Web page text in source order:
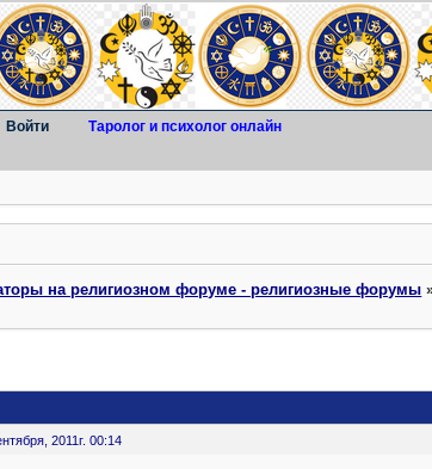
Войти Таролог и психолог онлайн
на религиозном форуме - религиозные форумы
2011г. 00:14